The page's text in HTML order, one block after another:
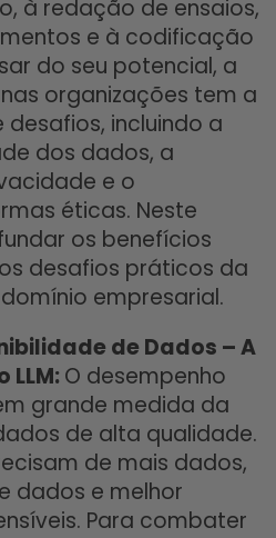
à redação de ensaios,
e à codificação
do seu potencial, a
organizações tem a
incluindo a
dos dados, a
e o
éticas. Neste
os benefícios
desafios práticos da
empresarial.
de Dados – A
LLM: O desempenho
grande medida da
de alta qualidade.
de mais dados,
dados e melhor
Para combater